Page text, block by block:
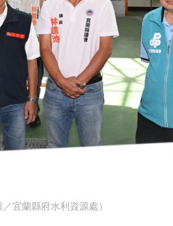
宜蘭縣府水利資源處）